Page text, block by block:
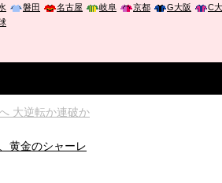
磐田 名古屋 岐阜 京都 G大阪
C
大逆転か連破か
黄金のシャーレ